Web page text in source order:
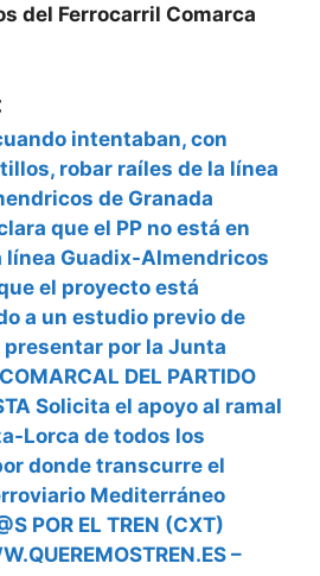
del Ferrocarril Comarca
intentaban, con
robar raíles de la línea
de Granada
que el PP no está en
línea Guadix-Almendricos
el proyecto está
a un estudio previo de
por la Junta
DEL PARTIDO
Solicita el apoyo al ramal
Lorca de todos los
donde transcurre el
Mediterráneo
POR EL TREN (CXT)
–